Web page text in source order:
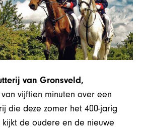
van Gronsveld,
vijftien minuten over een
die deze zomer het 400-jarig
de oudere en de nieuwe